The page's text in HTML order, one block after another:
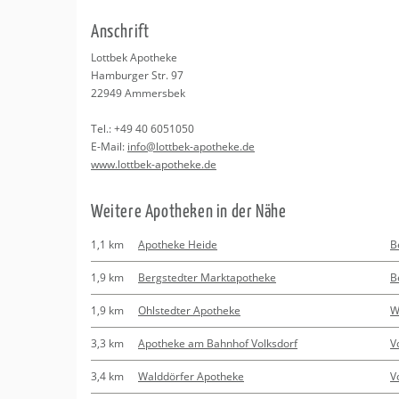
Beratung
Kurse
Regionale Tipps
An­schrift
Lott­bek Apo­the­ke
Ham­bur­ger Str. 97
22949Am­mers­bek
Tel.:+49 40 6051050
E-Mail: info@​lottbek-​apotheke.​de
www.​lottbek-​apotheke.​de
Wei­te­re Apo­the­ken in der Nähe
1,1 km Apotheke Heide
1,9 km Bergstedter Marktapotheke
1,9 km Ohlstedter Apotheke
3,3 km Apotheke am Bahnhof Volksdorf
3,4 km Walddörfer Apotheke